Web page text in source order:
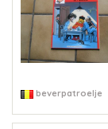
beverpatroelje